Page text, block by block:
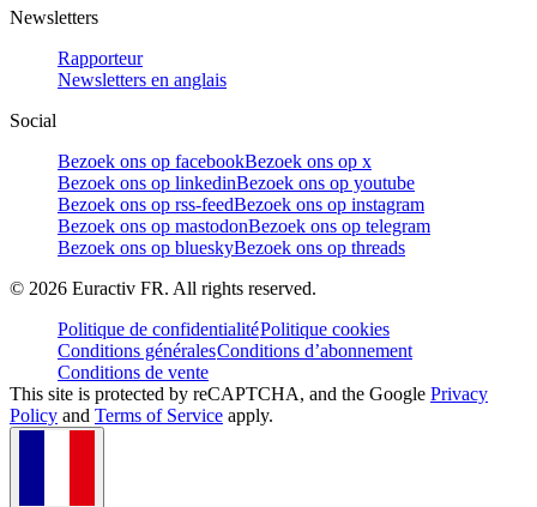
Newsletters
Rapporteur
Newsletters en anglais
Social
Bezoek ons op facebookBezoek ons op x
Bezoek ons op linkedinBezoek ons op youtube
Bezoek ons op rss-feedBezoek ons op instagram
Bezoek ons op mastodonBezoek ons op telegram
Bezoek ons op blueskyBezoek ons op threads
© 2026 Euractiv FR. All rights reserved.
Politique de confidentialitéPolitique cookies
Conditions généralesConditions d’abonnement
Conditions de vente
This site is protected by reCAPTCHA, and the Google Privacy
Policy and Terms of Service apply.